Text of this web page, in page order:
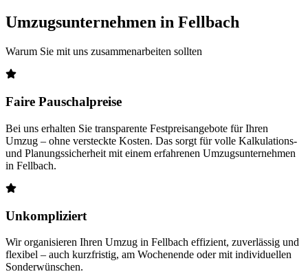
Umzugsunternehmen in Fellbach
Warum Sie mit uns zusammenarbeiten sollten
Faire Pauschalpreise
Bei uns erhalten Sie transparente Festpreisangebote für Ihren
Umzug – ohne versteckte Kosten. Das sorgt für volle Kalkulations-
und Planungssicherheit mit einem erfahrenen Umzugsunternehmen
in Fellbach.
Unkompliziert
Wir organisieren Ihren Umzug in Fellbach effizient, zuverlässig und
flexibel – auch kurzfristig, am Wochenende oder mit individuellen
Sonderwünschen.